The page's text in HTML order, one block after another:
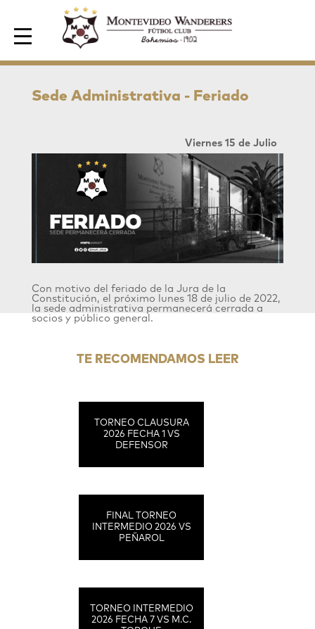
Area de Socios
Sede Administrativa - Feriado
Viernes 15 de Julio
Con motivo del feriado de la Jura de la
Constitución, el próximo lunes 18 de julio de 2022,
la sede administrativa permanecerá cerrada a
socios y público general.
TE RECOMENDAMOS LEER
TORNEO CLAUSURA
2026 FECHA 1 VS
DEFENSOR
FINAL TORNEO
INTERMEDIO 2026 VS
PEÑAROL
TORNEO INTERMEDIO
2026 FECHA 7 VS M.C.